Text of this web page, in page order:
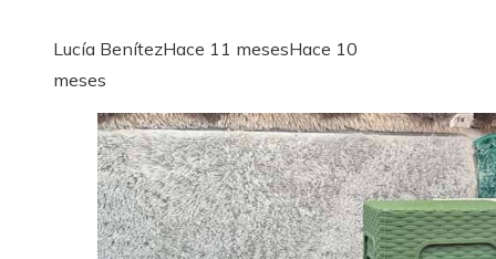
Lucía BenítezHace 11 mesesHace 10
meses